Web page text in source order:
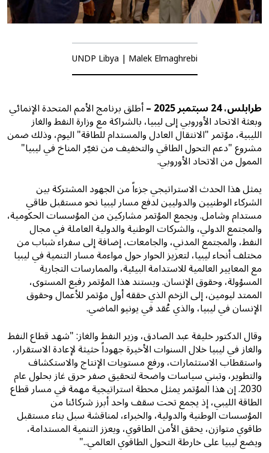
UNDP Libya | Malek Elmaghrebi
طرابلس، 24 سبتمبر 2025 – أطلق برنامج الأمم المتحدة الإنمائي
وبعثة الاتحاد الأوروبي إلى ليبيا، بالشراكة مع وزارة النفط والغاز
الليبية، مؤتمر "الانتقال العادل والمستدام للطاقة" اليوم، وذلك ضمن
مشروع "دعم التحول الطاقي والتخفيف من تغيّر المناخ في ليبيا"
الممول من الاتحاد الأوروبي.
يمثل هذا الحدث الاستراتيجي جزءاً من الجهود المشتركة بين
الشركاء الوطنيين والدوليين لدفع مسار ليبيا نحو مستقبل طاقي
مستدام وشامل. ويجمع المؤتمر مشاركين من المؤسسات الحكومية،
والمجتمع الدولي، والشركات الوطنية والدولية العاملة في مجال
النفط، والمجتمع المدني، والجامعات، إضافة إلى سفراء شباب من
مختلف أنحاء ليبيا، لتعزيز الحوار حول مواءمة مسار التنمية في ليبيا
مع المعايير العالمية للاستدامة البيئية، والممارسات التجارية
المسؤولة، وحقوق الإنسان. ويستند هذا المؤتمر رفيع المستوى،
الممتد ليومين، إلى الزخم الذي حققه أول مؤتمر للأعمال وحقوق
الإنسان في ليبيا، والذي عُقد في يونيو الماضي.
وقال الدكتور خليفة عبد الصادق، وزير النفط والغاز: "شهد قطاع النفط
والغاز في ليبيا خلال السنوات الأخيرة جهوداً حثيثة لإعادة الاستقرار،
واستقطاب الاستثمارات، ورفع مستويات الإنتاج والاستكشاف
والتطوير، وتبني سياسات واضحة لتحقيق صفر حرق غاز بحلول عام
2030. إن هذا المؤتمر يمثل محطة استراتيجية مهمة في مسار قطاع
الطاقة الليبي، إذ يجمع تحت سقف واحد أبرز شركائنا من
المؤسسات الوطنية والدولية، والخبراء، لمناقشة سبل بناء مستقبل
طاقوي متوازن، يحقق الأمن الطاقوي، ويعزز التنمية المستدامة،
ويضع ليبيا على خارطة التحول الطاقوي العالمي.."